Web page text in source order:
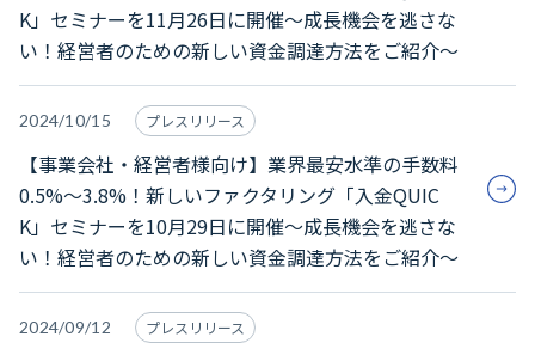
K」セミナーを11月26日に開催～成長機会を逃さな
い！経営者のための新しい資金調達方法をご紹介～
2024/10/15 プレスリリース
【事業会社・経営者様向け】業界最安水準の手数料
0.5%～3.8%！新しいファクタリング「入金QUIC
K」セミナーを10月29日に開催～成長機会を逃さな
い！経営者のための新しい資金調達方法をご紹介～
2024/09/12 プレスリリース